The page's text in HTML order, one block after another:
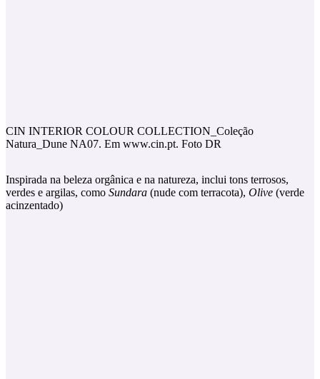
CIN INTERIOR COLOUR COLLECTION_Coleção
Natura_Dune NA07. Em www.cin.pt. Foto DR
Inspirada na beleza orgânica e na natureza, inclui tons terrosos,
verdes e argilas, como Sundara (nude com terracota), Olive (verde
acinzentado)